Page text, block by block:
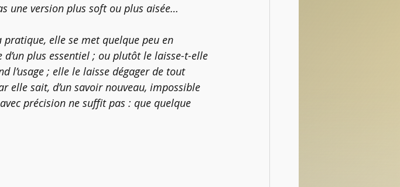
une version plus soft ou plus aisée…
pratique, elle se met quelque peu en
plus essentiel ; ou plutôt le laisse-t-elle
l’usage ; elle le laisse dégager de tout
elle sait, d’un savoir nouveau, impossible
précision ne suffit pas : que quelque